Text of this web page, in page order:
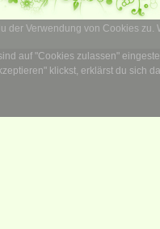
der Verwendung von Cookies zu.
auf "Cookies zulassen"
klickst, erklärst du sich